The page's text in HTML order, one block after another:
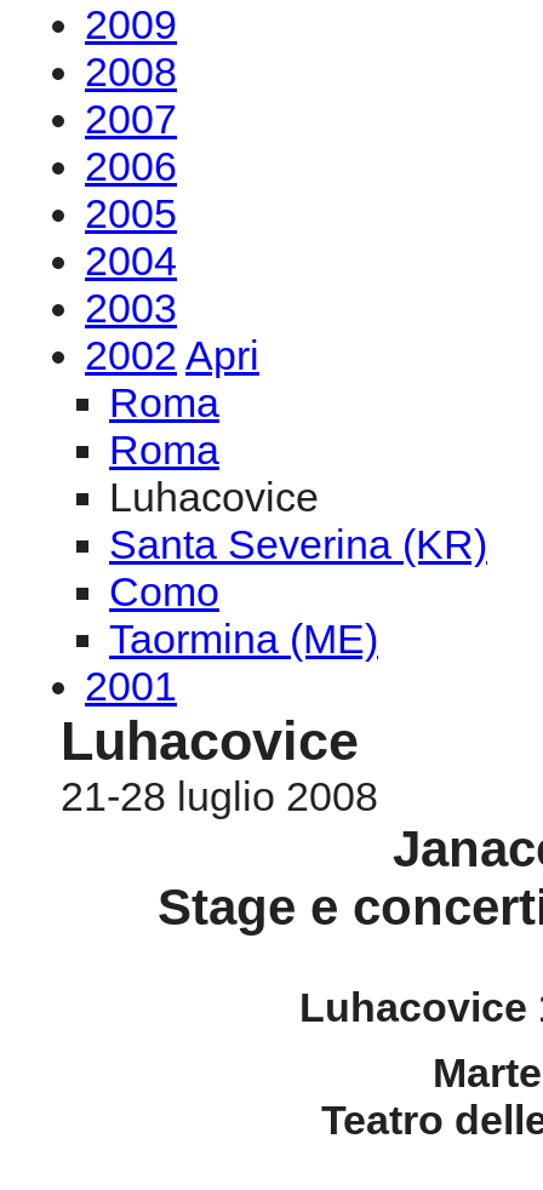
2009
2008
2007
2006
2005
2004
2003
2002 Apri
Roma
Roma
Luhacovice
Santa Severina (KR)
Como
Taormina (ME)
2001
Luhacovice
21-28 luglio 2008
Stage e
Luhacovice
Teatro